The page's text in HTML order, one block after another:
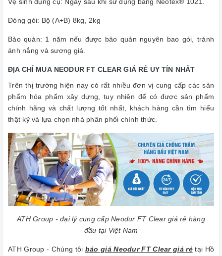
Đóng gói: Bộ (Α+Β) 8kg, 2kg
Bảo quản: 1 năm nếu được bảo quản nguyên bao gói, tránh
ánh nắng và sương giá.
ĐỊA CHỈ MUA NEODUR FT CLEAR GIÁ RẺ UY TÍN NHẤT
Trên thị trường hiện nay có rất nhiều đơn vị cung cấp các sản
phẩm hóa phẩm xây dựng, tuy nhiên để có được sản phẩm
chính hãng và chất lượng tốt nhất, khách hàng cần tìm hiểu
thật kỹ và lựa chọn nhà phân phối chính thức.
ATH Group - đại lý cung cấp Neodur FT Clear giá rẻ hàng
đầu tại Việt Nam
ATH Group - Chúng tôi báo giá Neodur FT Clear giá rẻtại Hồ